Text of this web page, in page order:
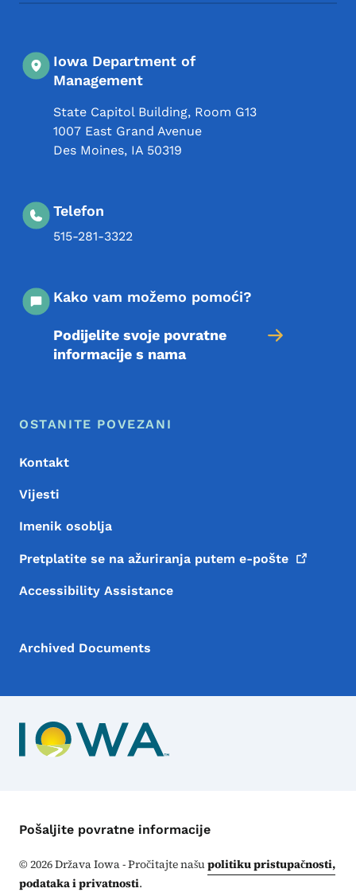
Iowa Department of
Management
State Capitol Building, Room G13
1007 East Grand Avenue
Des Moines, IA 50319
Telefon
515-281-3322
Kako vam možemo pomoći?
Podijelite svoje povratne
informacije s nama
Meni podnožja
Footer
OSTANITE POVEZANI
Kontakt
Vijesti
Imenik osoblja
Pretplatite se na ažuriranja putem e-pošte
Accessibility Assistance
Archived Documents
Kontakt meni
Pošaljite povratne informacije
©2026Država Iowa - Pročitajte našupolitiku pristupačnosti,
podataka i privatnosti.